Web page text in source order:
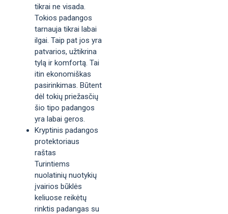
tikrai ne visada.
Tokios padangos
tarnauja tikrai labai
ilgai. Taip pat jos yra
patvarios, užtikrina
tylą ir komfortą. Tai
itin ekonomiškas
pasirinkimas. Būtent
dėl tokių priežasčių
šio tipo padangos
yra labai geros.
Kryptinis padangos
protektoriaus
raštas
Turintiems
nuolatinių nuotykių
įvairios būklės
keliuose reikėtų
rinktis padangas su